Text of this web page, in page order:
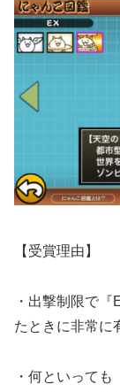
【受賞理由】
・出撃制限で
たときに非常に
・何といって